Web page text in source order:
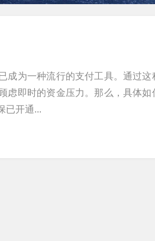
成为一种流行的支付工具。通过这
虑即时的资金压力。那么，具体
已开通...